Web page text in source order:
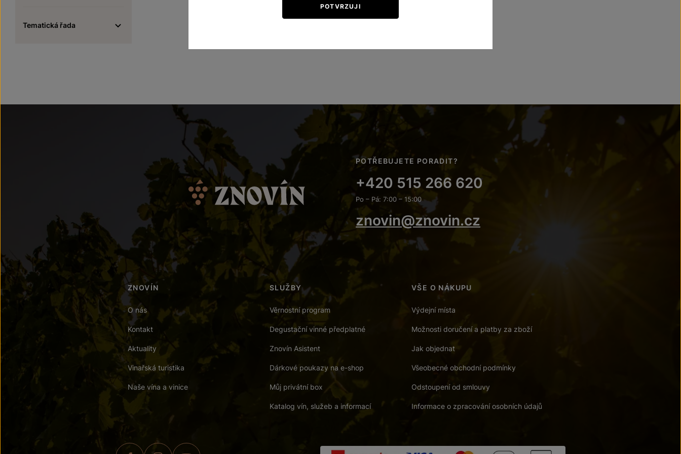
Tematická řada
POTŘEBUJETE PORADIT?
+420 515 266 620
Po – Pá: 7:00 – 15:00
znovin@znovin.cz
ZNOVÍN
O nás
Kontakt
Aktuality
Vinařská turistika
Naše vína a vinice
SLUŽBY
Věrnostní program
Degustační vinné předplatné
Znovín Asistent
Dárkové poukazy na e-shop
Můj privátní box
Katalog vín, služeb a informací
VŠE O NÁKUPU
Výdejní místa
Možnosti doručení a platby za zboží
Jak objednat
Všeobecné obchodní podmínky
Odstoupení od smlouvy
Informace o zpracování osobních údajů
POTVRZUJI